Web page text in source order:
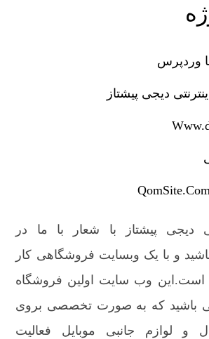
وردپرس
دیجی پیشتاز
دیجی پیشتاز با شعار با ما در
و با یک وبسایت فروشگاهی کار
است.این وب سایت اولین فروشگاه
می باشید که به صورت تخصصی بروی
و لوازم جانبی موبایل فعالیت